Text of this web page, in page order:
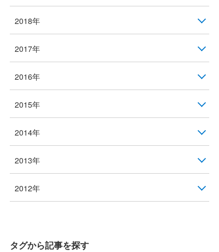
2018年
2017年
2016年
2015年
2014年
2013年
2012年
タグから記事を探す